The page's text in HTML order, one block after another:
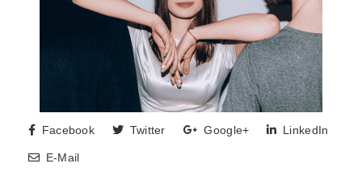
Facebook Twitter Google+ LinkedIn
E-Mail